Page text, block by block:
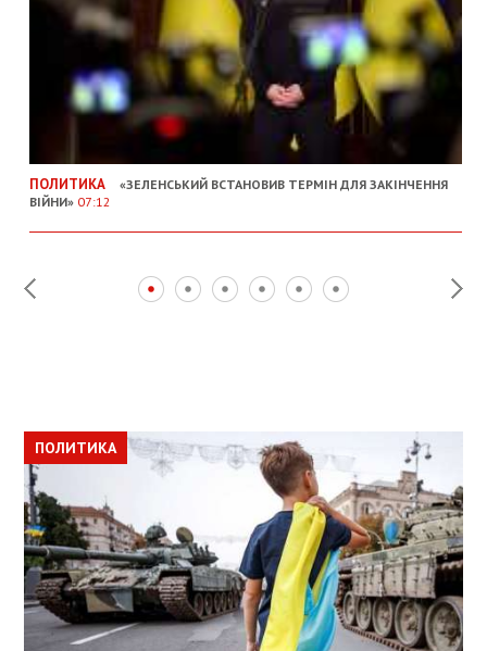
ПОЛИТИКА
«ЗЕЛЕНСЬКИЙ ВСТАНОВИВ ТЕРМІН ДЛЯ ЗАКІНЧЕННЯ
ВІЙНИ» 07:12
ПОЛИТИКА
ПОЛИТИКА
ОБЩЕСТВО
ПОЛИТИКА
ЭКОНОМИКА